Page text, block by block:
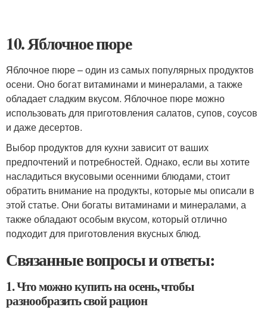
10. Яблочное пюре
Яблочное пюре – один из самых популярных продуктов
осени. Оно богат витаминами и минералами, а также
обладает сладким вкусом. Яблочное пюре можно
использовать для приготовления салатов, супов, соусов
и даже десертов.
Выбор продуктов для кухни зависит от ваших
предпочтений и потребностей. Однако, если вы хотите
насладиться вкусовыми осенними блюдами, стоит
обратить внимание на продукты, которые мы описали в
этой статье. Они богаты витаминами и минералами, а
также обладают особым вкусом, который отлично
подходит для приготовления вкусных блюд.
Связанные вопросы и ответы:
1. Что можно купить на осень, чтобы
разнообразить свой рацион